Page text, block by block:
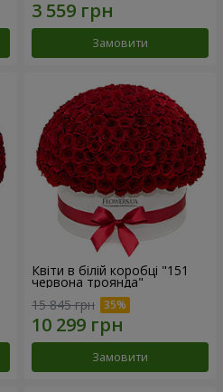
Замовити
Квіти в білій коробці "151
червона троянда"
15 845 грн
Замовити